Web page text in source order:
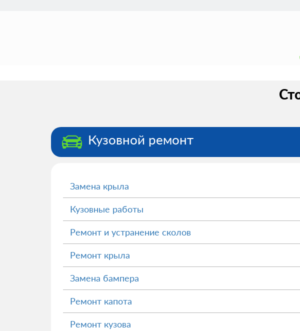
Кузовной ремонт
Замена крыла
Кузовные работы
Ремонт и устранение сколов
Ремонт крыла
Замена бампера
Ремонт капота
Ремонт кузова